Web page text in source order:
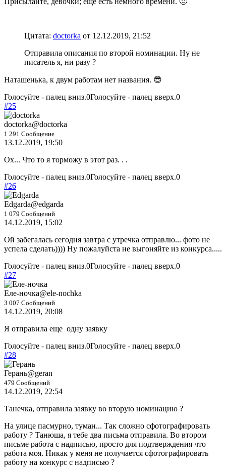
Цитата: doctorka от 12.12.2019, 21:52
Отправила описания по второй номинации. Ну не
писатель я, ни разу ?
Наташенька, к двум работам нет названия. 😎
Голосуйте - палец вниз.0Голосуйте - палец вверх.0
#25
doctorka@doctorka
1 291 Сообщение
13.12.2019, 19:50
Ох... Что то я торможу в этот раз. . .
Голосуйте - палец вниз.0Голосуйте - палец вверх.0
#26
Edgarda@edgarda
1 079 Сообщений
14.12.2019, 15:02
Ой забегалась сегодня завтра с утречка отправлю... фото не
успела сделать)))) Ну пожалуйста не выгоняйте из конкурса.....
Голосуйте - палец вниз.0Голосуйте - палец вверх.0
#27
Еле-ночка@ele-nochka
3 007 Сообщений
14.12.2019, 20:08
Я отправила еще одну заявку
Голосуйте - палец вниз.0Голосуйте - палец вверх.0
#28
Герань@geran
479 Сообщений
14.12.2019, 22:54
Танечка, отправила заявку во вторую номинацию ?
На улице пасмурно, туман... Так сложно сфотографировать
работу ? Танюша, я тебе два письма отправила. Во втором
письме работа с надписью, просто для подтверждения что
работа моя. Никак у меня не получается сфотографировать
работу на конкурс с надписью ?